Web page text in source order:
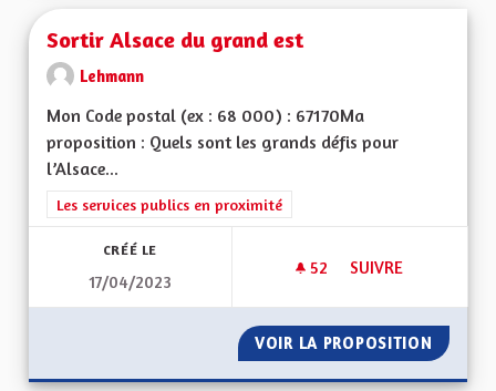
Sortir Alsace du grand est
Lehmann
Mon Code postal (ex : 68 000) : 67170Ma
proposition : Quels sont les grands défis pour
l’Alsace...
Filtrer les résultats de la catégorie : Les services publics en
Les services publics en proximité
CRÉÉ LE
17/04/2023
52 52 ABONNÉS
SUIVRE
VOIR LA PROPOSITION